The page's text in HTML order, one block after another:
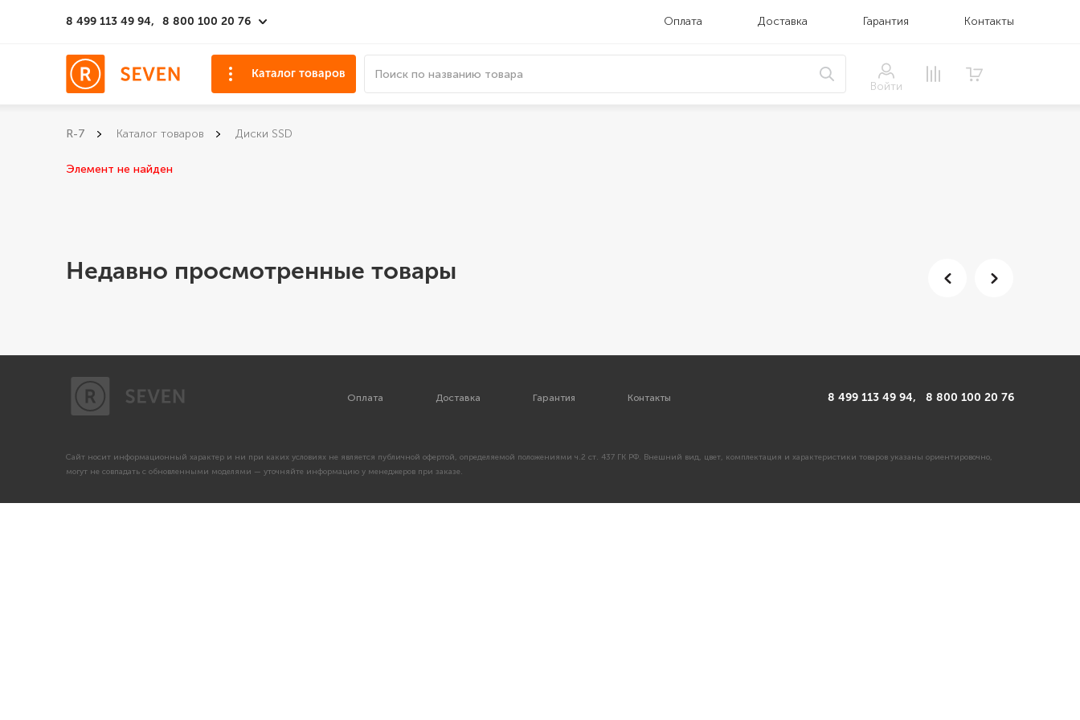
8 499 113 49 94, 8 800 100 20 76 Оплата Доставка Гарантия Контакты
Войти
Каталог товаров
R-7 Каталог товаров Диски SSD
Элемент не найден
Недавно просмотренные товары
Оплата Доставка Гарантия Контакты 8 499 113 49 94, 8 800 100 20 76
Сайт носит информационный характер и ни при каких условиях не является публичной офертой, определяемой положениями ч.2 ст. 437 ГК РФ. Внешний вид, цвет, комплектация и характеристики товаров указаны ориентировочно,
могут не совпадать с обновленными моделями — уточняйте информацию у менеджеров при заказе.